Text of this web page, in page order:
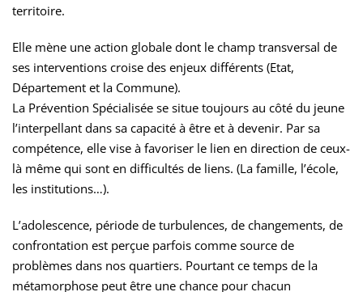
territoire.
Elle mène une action globale dont le champ transversal de
ses interventions croise des enjeux différents (Etat,
Département et la Commune).
La Prévention Spécialisée se situe toujours au côté du jeune
l’interpellant dans sa capacité à être et à devenir. Par sa
compétence, elle vise à favoriser le lien en direction de ceux-
là même qui sont en difficultés de liens. (La famille, l’école,
les institutions…).
L’adolescence, période de turbulences, de changements, de
confrontation est perçue parfois comme source de
problèmes dans nos quartiers. Pourtant ce temps de la
métamorphose peut être une chance pour chacun